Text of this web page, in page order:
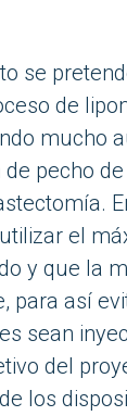
se
de
mucho
pecho
el
y que la
para así
sean
del
los